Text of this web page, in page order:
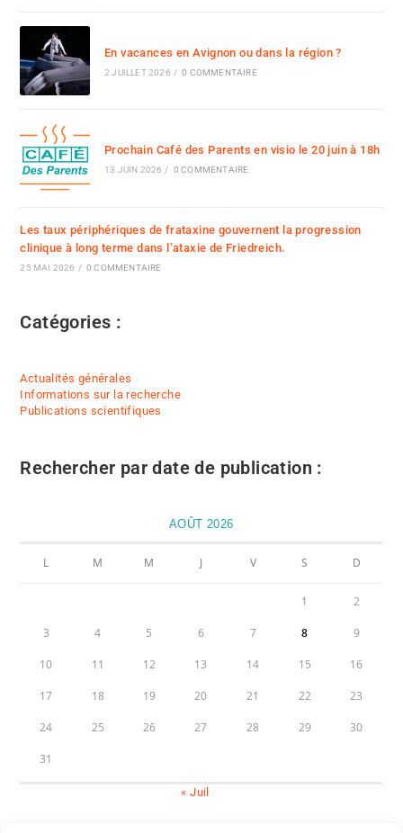
En vacances en Avignon ou dans la région ?
2 JUILLET 2026 / 0 COMMENTAIRE
Prochain Café des Parents en visio le 20 juin à 18h
13 JUIN 2026 / 0 COMMENTAIRE
Les taux périphériques de frataxine gouvernent la progression
clinique à long terme dans l’ataxie de Friedreich.
25 MAI 2026 / 0 COMMENTAIRE
Catégories :
Actualités générales
Informations sur la recherche
Publications scientifiques
Rechercher par date de publication :
AOÛT 2026
L M M J V S D
1 2
3 4 5 6 7 8 9
10 11 12 13 14 15 16
17 18 19 20 21 22 23
24 25 26 27 28 29 30
31
« Juil